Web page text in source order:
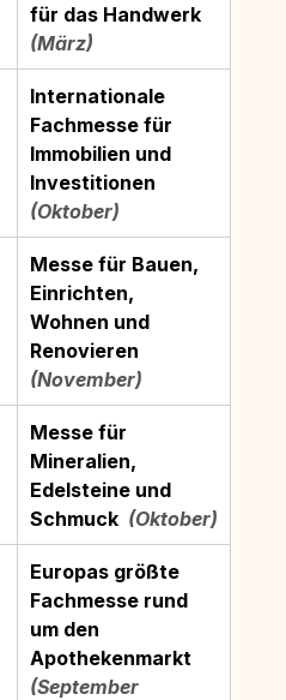
für das Handwerk
(März)
Internationale
Fachmesse für
Immobilien und
Investitionen
(Oktober)
Messe für Bauen,
Einrichten,
Wohnen und
Renovieren
(November)
Messe für
Mineralien,
Edelsteine und
Schmuck (Oktober)
Europas größte
Fachmesse rund
um den
Apothekenmarkt
(September